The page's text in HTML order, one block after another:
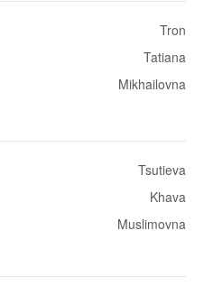
Tron
Tatiana
Mikhailovna
Tsutieva
Khava
Muslimovna